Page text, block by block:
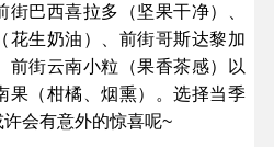
巴西喜拉多（坚果干净）、
花生奶油）、前街哥斯达黎加
前街云南小粒（果香茶感）以
果（柑橘、烟熏）。选择当季
会有意外的惊喜呢~